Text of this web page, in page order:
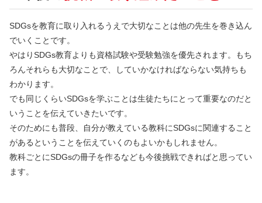
SDGsを教育に取り入れるうえで大切なことは他の先生を巻き込ん
でいくことです。
やはりSDGs教育よりも資格試験や受験勉強を優先されます。もち
ろんそれらも大切なことで、していかなければならない気持ちも
わかります。
でも同じくらいSDGsを学ぶことは生徒たちにとって重要なのだと
いうことを伝えていきたいです。
そのためにも普段、自分が教えている教科にSDGsに関連すること
があるということを伝えていくのもよいかもしれません。
教科ごとにSDGsの冊子を作るなども今後挑戦できればと思ってい
ます。